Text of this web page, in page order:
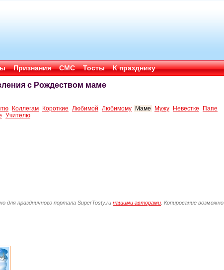
Признания СМС Тосты К празднику
с Рождеством маме
Коллегам Короткие Любимой Любимому Маме Мужу Невестке
Папе
Учителю
для праздничного портала SuperTosty.ru нашими авторами . Копирование возможно